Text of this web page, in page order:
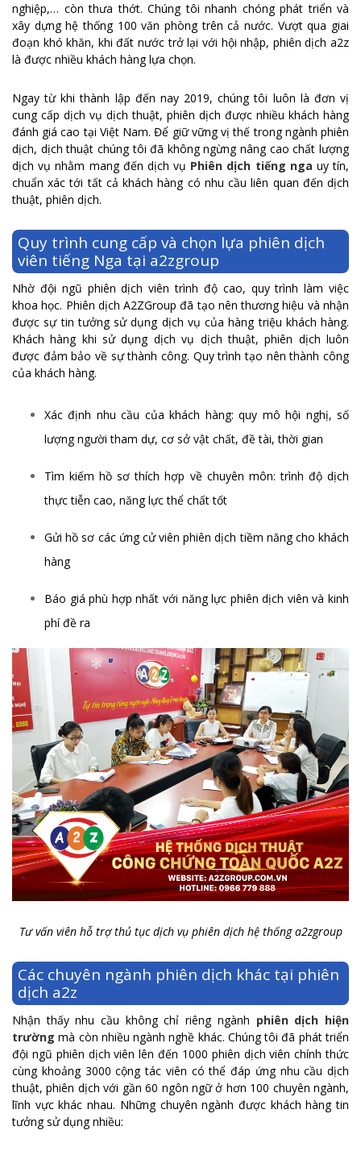
nghiệp,… còn thưa thớt. Chúng tôi nhanh chóng phát triển và
xây dựng hệ thống 100 văn phòng trên cả nước. Vượt qua giai
đoạn khó khăn, khi đất nước trở lại với hội nhập, phiên dịch a2z
là được nhiều khách hàng lựa chọn.
Ngay từ khi thành lập đến nay 2019, chúng tôi luôn là đơn vị
cung cấp dịch vụ dịch thuật, phiên dịch được nhiều khách hàng
đánh giá cao tại Việt Nam. Để giữ vững vị thế trong ngành phiên
dịch, dịch thuật chúng tôi đã không ngừng nâng cao chất lượng
dịch vụ nhằm mang đến dịch vụ Phiên dịch tiếng nga uy tín,
chuẩn xác tới tất cả khách hàng có nhu cầu liên quan đến dịch
thuật, phiên dịch.
Quy trình cung cấp và chọn lựa phiên dịch
viên tiếng Nga tại a2zgroup
Nhờ đội ngũ phiên dịch viên trình độ cao, quy trình làm việc
khoa học. Phiên dịch A2ZGroup đã tạo nên thương hiệu và nhận
được sự tin tưởng sử dụng dịch vụ của hàng triệu khách hàng.
Khách hàng khi sử dụng dịch vụ dịch thuật, phiên dịch luôn
được đảm bảo về sự thành công. Quy trình tạo nên thành công
của khách hàng.
Xác định nhu cầu của khách hàng: quy mô hội nghị, số
lượng người tham dự, cơ sở vật chất, đề tài, thời gian
Tìm kiếm hồ sơ thích hợp về chuyên môn: trình độ dịch
thực tiễn cao, năng lực thể chất tốt
Gửi hồ sơ các ứng cử viên phiên dịch tiềm năng cho khách
hàng
Báo giá phù hợp nhất với năng lực phiên dịch viên và kinh
phí đề ra
Tư vấn viên hỗ trợ thủ tục dịch vụ phiên dịch hệ thống a2zgroup
Các chuyên ngành phiên dịch khác tại phiên
dịch a2z
Nhận thấy nhu cầu không chỉ riêng ngành phiên dịch hiện
trường mà còn nhiều ngành nghề khác. Chúng tôi đã phát triển
đội ngũ phiên dịch viên lên đến 1000 phiên dịch viên chính thức
cùng khoảng 3000 cộng tác viên có thể đáp ứng nhu cầu dịch
thuật, phiên dịch với gần 60 ngôn ngữ ở hơn 100 chuyên ngành,
lĩnh vực khác nhau. Những chuyên ngành được khách hàng tin
tưởng sử dụng nhiều: